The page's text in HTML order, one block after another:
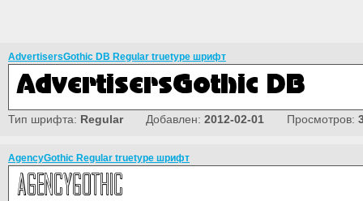
AdvertisersGothic DB Regular truetype шрифт
Тип шрифта: RegularДобавлен: 2012-02-01 Просмотров:
AgencyGothic Regular truetype шрифт